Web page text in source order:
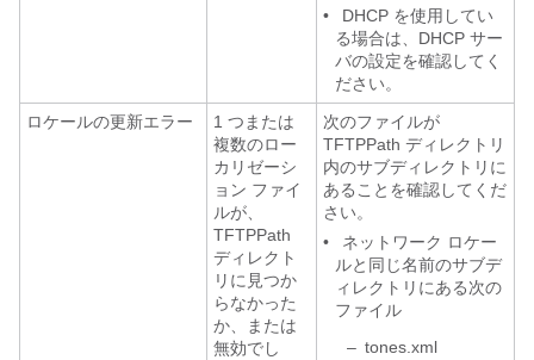
•
DHCP を使用してい
る場合は、DHCP サー
バの設定を確認してく
ださい。
ロケールの更新エラー
1 つまたは
複数のロー
カリゼーシ
ョン ファイ
ルが、
TFTPPath
ディレクト
リに見つか
らなかった
か、または
無効でし
次のファイルが
TFTPPath ディレクトリ
内のサブディレクトリに
あることを確認してくだ
さい。
•
ネットワーク ロケー
ルと同じ名前のサブデ
ィレクトリにある次の
ファイル
– tones.xml